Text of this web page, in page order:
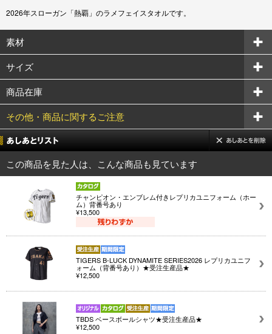
2026年スローガン「熱覇」のラメフェイスタオルです。
素材
サイズ
商品在庫
その他・商品に関するご注意
この商品を見た人は、こんな商品も見ています
チャンピオン・エンブレム付きレプリカユニフォーム（ホー
ム）背番号あり
¥13,500
TIGERS B-LUCK DYNAMITE SERIES2026 レプリカユニフ
ォーム（背番号あり）★受注生産品★
¥12,500
TBDS ベースボールシャツ★受注生産品★
¥12,500